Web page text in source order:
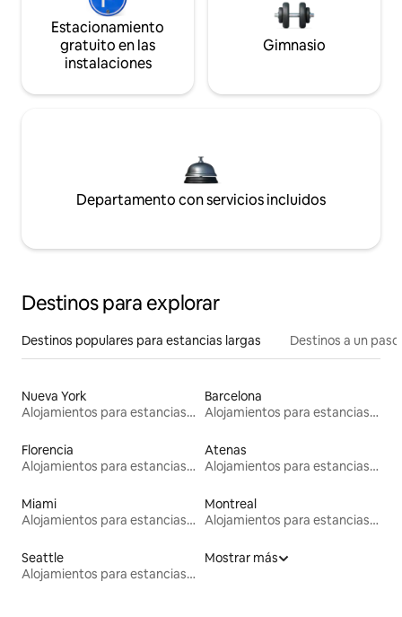
Estacionamiento
gratuito en las
instalaciones
Gimnasio
Departamento con servicios incluidos
Destinos para explorar
Destinos populares para estancias largas Destinos a un
Nueva York
Alojamientos para estancias largas
Barcelona
Alojamientos para estancias largas
Florencia
Alojamientos para estancias largas
Atenas
Alojamientos para estancias largas
Miami
Alojamientos para estancias largas
Montreal
Alojamientos para estancias largas
Seattle
Alojamientos para estancias largas
Mostrar más